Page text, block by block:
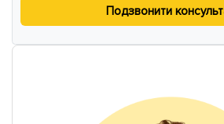
Подзвонити